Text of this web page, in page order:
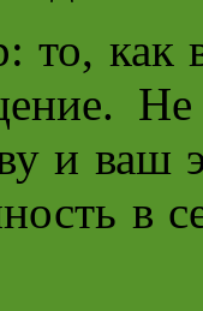
то, как
Не
и ваш
в